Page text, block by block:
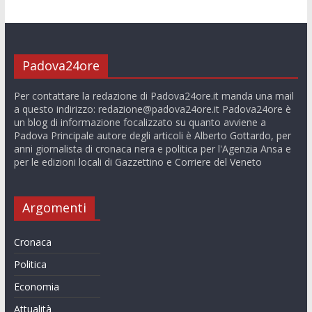
Padova24ore
Per contattare la redazione di Padova24ore.it manda una mail
a questo indirizzo: redazione@padova24ore.itPadova24ore è
un blog di informazione focalizzato su quanto avviene a
Padova Principale autore degli articoli è Alberto Gottardo, per
anni giornalista di cronaca nera e politica per l'Agenzia Ansa e
per le edizioni locali di Gazzettino e Corriere del Veneto
Argomenti
Cronaca
Politica
Economia
Attualità